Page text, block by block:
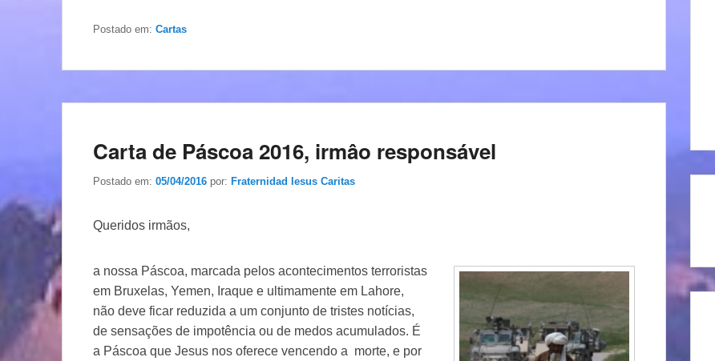
Postado em: Cartas
Carta de Páscoa 2016, irmâo responsável
Postado em: 05/04/2016 por: Fraternidad Iesus Caritas
Queridos irmãos,
a nossa Páscoa, marcada pelos acontecimentos terroristas
em Bruxelas, Yemen, Iraque e ultimamente em Lahore,
não deve ficar reduzida a um conjunto de tristes notícias,
de sensações de impotência ou de medos acumulados. É
a Páscoa que Jesus nos oferece vencendo a morte, e por